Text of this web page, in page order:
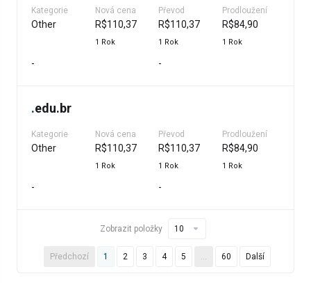
Kategorie
Other
Nová cena
R$110,37
1 Rok
Převod
R$110,37
1 Rok
Prodloužení
R$84,90
1 Rok
- -
.edu.br
Kategorie
Other
Nová cena
R$110,37
1 Rok
Převod
R$110,37
1 Rok
Prodloužení
R$84,90
1 Rok
- -
Předchozí 1 2 3 4 5 … 60 Další
Zobrazit položky